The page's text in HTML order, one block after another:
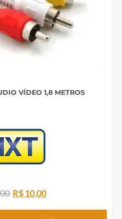
VÍDEO 1,8 METROS
O
R$10,00O